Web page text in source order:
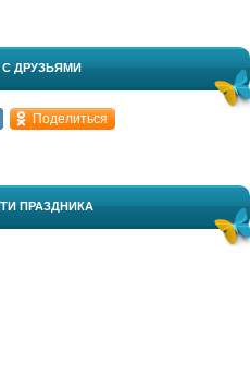
ДРУЗЬЯМИ
Поделиться
ПРАЗДНИКА